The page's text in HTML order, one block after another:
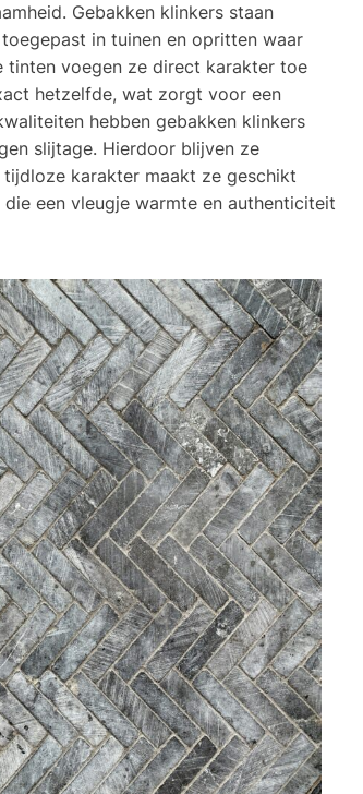
Gebakken klinkers staan
in tuinen en opritten waar
tinten voegen ze direct karakter toe
hetzelfde, wat zorgt voor een
hebben gebakken klinkers
slijtage. Hierdoor blijven ze
karakter maakt ze geschikt
een vleugje warmte en authenticiteit